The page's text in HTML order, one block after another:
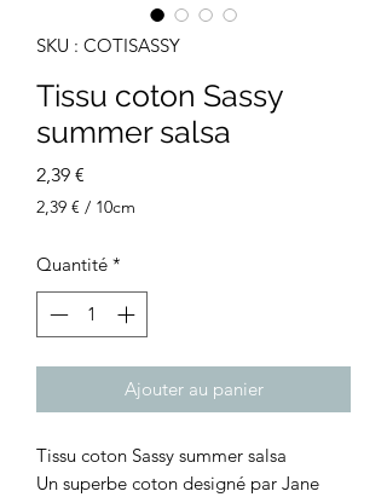
SKU : COTISASSY
Tissu coton Sassy
summer salsa
2,39 €
2,39 € / 10cm
10
Centimètres
Quantité *
Ajouter au panier
Tissu coton Sassy summer salsa
Un superbe coton designé par Jane